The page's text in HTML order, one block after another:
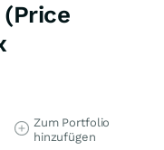
(Price
Zum Portfolio
hinzufügen